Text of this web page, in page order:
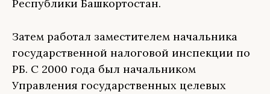
Республики Башкортостан.
Затем работал заместителем начальника
государственной налоговой инспекции по
РБ. С 2000 года был начальником
Управления государственных целевых